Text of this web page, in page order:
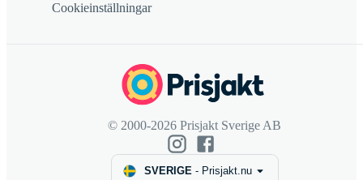
Cookieinställningar
© 2000-2026 Prisjakt Sverige AB
SVERIGE- Prisjakt.nu